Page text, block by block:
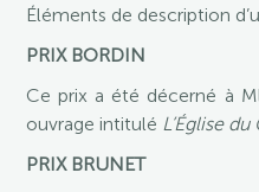
Éléments de description
PRIX BORDIN
Ce prix a été décerné à
ouvrage intitulé L’Église
PRIX BRUNET